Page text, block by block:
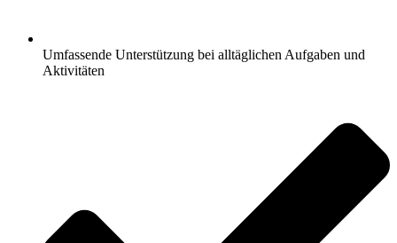
Umfassende Unterstützung bei alltäglichen Aufgaben und
Aktivitäten